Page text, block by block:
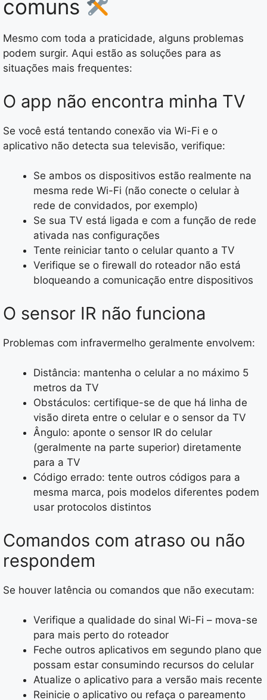
comuns
Mesmo com toda a praticidade, alguns problemas
podem surgir. Aqui estão as soluções para as
situações mais frequentes:
O app não encontra minha TV
Se você está tentando conexão via Wi-Fi e o
aplicativo não detecta sua televisão, verifique:
Se ambos os dispositivos estão realmente na
mesma rede Wi-Fi (não conecte o celular à
rede de convidados, por exemplo)
Se sua TV está ligada e com a função de rede
ativada nas configurações
Tente reiniciar tanto o celular quanto a TV
Verifique se o firewall do roteador não está
bloqueando a comunicação entre dispositivos
O sensor IR não funciona
Problemas com infravermelho geralmente envolvem:
Distância: mantenha o celular a no máximo 5
metros da TV
Obstáculos: certifique-se de que há linha de
visão direta entre o celular e o sensor da TV
Ângulo: aponte o sensor IR do celular
(geralmente na parte superior) diretamente
para a TV
Código errado: tente outros códigos para a
mesma marca, pois modelos diferentes podem
usar protocolos distintos
Comandos com atraso ou não
respondem
Se houver latência ou comandos que não executam:
Verifique a qualidade do sinal Wi-Fi – mova-se
para mais perto do roteador
Feche outros aplicativos em segundo plano que
possam estar consumindo recursos do celular
Atualize o aplicativo para a versão mais recente
Reinicie o aplicativo ou refaça o pareamento